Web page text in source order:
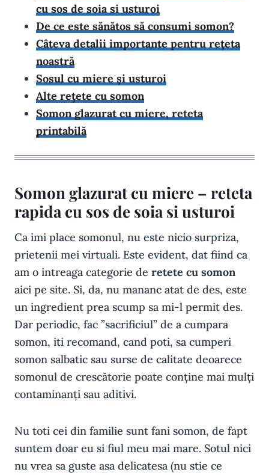
cu sos de soia si usturoi
De ce este sănătos să consumi somon?
Câteva detalii importante pentru rețeta
noastră
Sosul cu miere și usturoi
Alte rețete cu somon
Somon glazurat cu miere, reteta
printabilă
Somon glazurat cu miere – reteta
rapida cu sos de soia si usturoi
Ca imi place somonul, nu este nicio surpriza,
prietenii mei virtuali. Este evident, dat fiind ca
am o intreaga categorie de retete cu somon
aici pe site. Si, da, nu mananc atat de des, este
un ingredient prea scump sa mi-l permit des.
Dar periodic, fac ”sacrificiul” de a cumpara
somon, iti recomand, cand poti, sa cumperi
somon salbatic sau surse de calitate deoarece
somonul de crescătorie poate conține mai mulți
contaminanți sau aditivi.
Nu toti cei din familie sunt fani somon, de fapt
suntem doar eu si fiul meu mai mare. Sotul nici
nu vrea sa guste asa delicatesa (nu stie ce